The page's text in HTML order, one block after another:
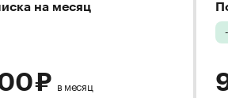
на месяц
₽ в месяц